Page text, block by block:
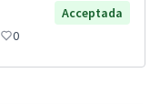
Acceptada
0